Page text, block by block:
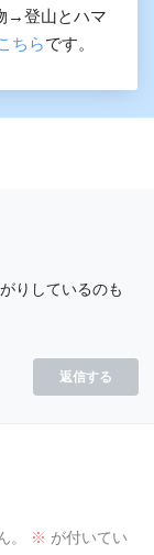
→登山とハマ
ちらです。
りしているのも
返信する
。 ※ が付いてい